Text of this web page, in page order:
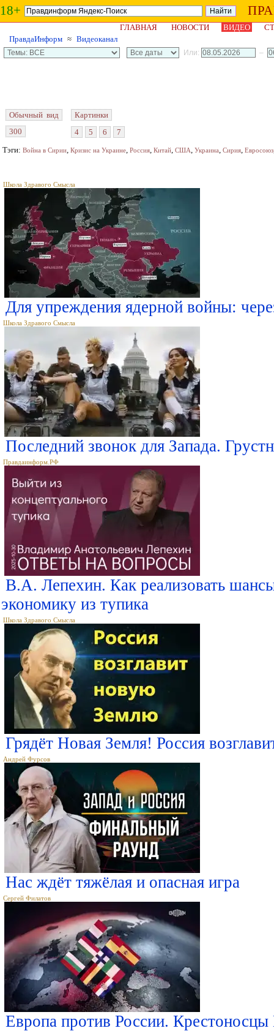
18+
ГЛАВНАЯ НОВОСТИ ВИДЕО
ПравдаИнформ ≈ Видеоканал
Или: –
Обычный вид
300
Картинки
4
5 6
7
Тэги: Война в Сирии, Кризис на Украине, Россия, Китай, США, Украина, Сирия, Евросоюз
Школа Здравого Смысла
Для упреждения ядерной войны:
Школа Здравого Смысла
Последний звонок для Запада.
Правдаинформ.РФ
В.А. Лепехин. Как реализовать
экономику из тупика
Школа Здравого Смысла
Грядёт Новая Земля! Россия
Андрей Фурсов
Нас ждёт тяжёлая и опасная игра
Сергей Филатов
Европа против России. Крестоносцы